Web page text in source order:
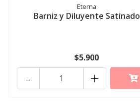
Eterna
Barniz y Diluyente Satinado
$5.900
+
-